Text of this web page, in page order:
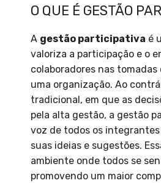
O QUE É GESTÃO
A gestão participativa é
valoriza a participação e o
colaboradores nas
uma organização. Ao
tradicional, em que as
pela alta gestão, a gestão
voz de todos os
suas ideias e sugestões.
ambiente onde todos se
promovendo um maior